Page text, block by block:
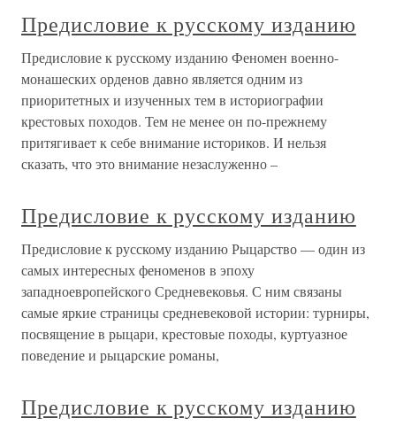
Предисловие к русскому изданию
Предисловие к русскому изданию Феномен военно-
монашеских орденов давно является одним из
приоритетных и изученных тем в историографии
крестовых походов. Тем не менее он по-прежнему
притягивает к себе внимание историков. И нельзя
сказать, что это внимание незаслуженно –
Предисловие к русскому изданию
Предисловие к русскому изданию Рыцарство — один из
самых интересных феноменов в эпоху
западноевропейского Средневековья. С ним связаны
самые яркие страницы средневековой истории: турниры,
посвящение в рыцари, крестовые походы, куртуазное
поведение и рыцарские романы,
Предисловие к русскому изданию